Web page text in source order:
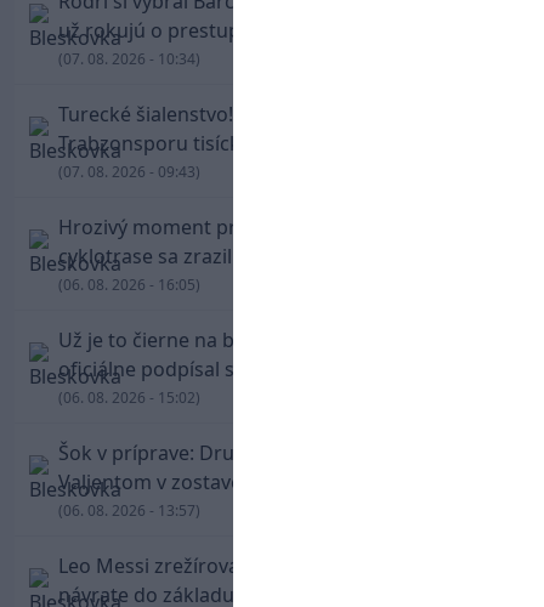
už rokujú o prestupovej čiastke
(07. 08. 2026 - 10:34)
Turecké šialenstvo! Salaha vítali na štadióne
Trabzonsporu tisícky fanúšikov
(07. 08. 2026 - 09:43)
Hrozivý moment pre Zdena Cháru! Na
cyklotrase sa zrazil s bežcom
(06. 08. 2026 - 16:05)
Už je to čierne na bielom: Mohamed Salah
oficiálne podpísal s Trabzonsporom
(06. 08. 2026 - 15:02)
Šok v príprave: Druholigová Mallorca s
Valjentom v zostave zdolala PSG
(06. 08. 2026 - 13:57)
Leo Messi zrežíroval obrat Interu Miami, pri
návrate do základu strelil dva góly